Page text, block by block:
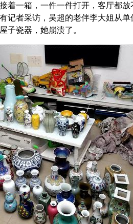
一箱，一件一件打开，客厅都放
记者采访，吴超的老伴李大姐从单
子瓷器，她崩溃了。